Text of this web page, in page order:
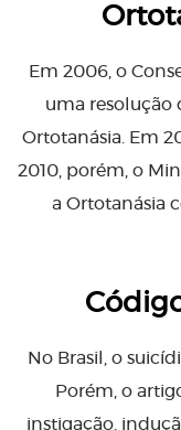
Em 2006, o
uma resolução
Ortotanásia. Em
2010, porém, o
a Ortotanásia
No Brasil, o
Porém, o
instigação,